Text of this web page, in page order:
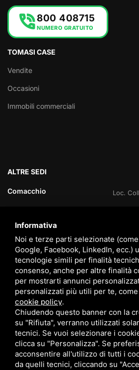
Informativa
Noi e terze parti selezionate
Google, Facebook, LinkedIn, ecc.)
tecnologie simili per finalità
consenso, anche per altre finalità
per mostrarti annunci
personalizzati più utili per te,
cookie policy.
Chiudendo questo banner con la
su "Rifiuta", verranno utilizzati
tecnici. Se vuoi selezionare i
clicca su "Personalizza". Se
acconsentire all'utilizzo di tutti i
da quelli tecnici, cliccando su
phone_in_talk800 408715
NUMERO GRATUITO
TOMASI CASE
Vendite
Occasioni
Immobili commerciali
ALTRE SEDI
Comacchio
Loc.
Lido delle Nazioni
Lido delle Nazioni
Ufficio
Lido degli Estensi
Eraclea Mare